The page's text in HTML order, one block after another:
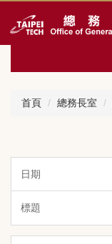
到
內
成員與職掌
表單下載
首頁 總務長室